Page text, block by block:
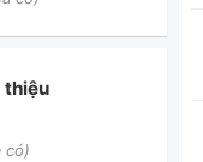
có)